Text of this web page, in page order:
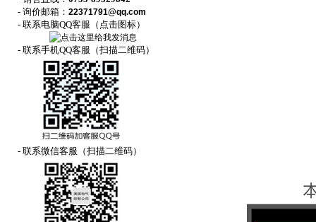
- 询价邮箱： 22371791@qq.com
- 联系电脑QQ客服（点击图标）
- 联系手机QQ客服（扫描二维码）
- 联系微信客服（扫描二维码）